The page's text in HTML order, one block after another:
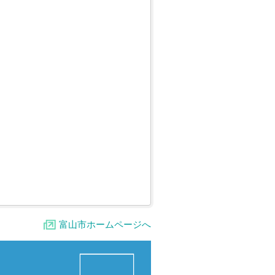
富山市ホームページへ